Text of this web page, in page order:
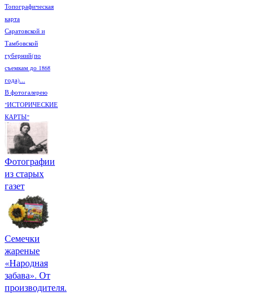
Топографическая
карта
Саратовской и
Тамбовской
губерний(по
съемкам до 1868
года)...
В фотогалерею
"ИСТОРИЧЕСКИЕ
КАРТЫ"
Фотографии
из старых
газет
Семечки
жареные
«Народная
забава». От
производителя.